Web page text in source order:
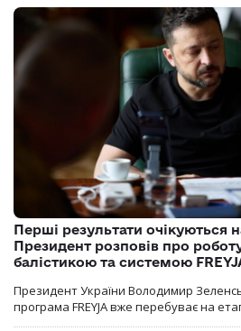
Перші результати очікуються
Президент розповів про
балістикою та системою
Президент України Володимир
програма FREYJA вже перебуває на